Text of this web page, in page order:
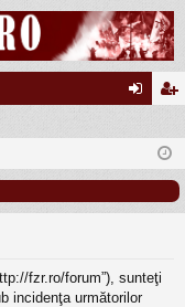
eg
fzr.ro/forum”), sunteţi
incidenţa următorilor